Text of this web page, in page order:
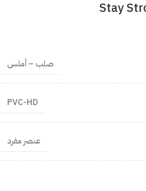
صلب – أملس
PVC-HD
عنصر مفرد